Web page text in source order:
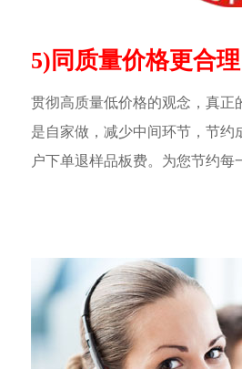
5)同质量价格更合理
贯彻高质量低价格的观念，真正
是自家做，减少中间环节，节约
户下单退样品板费。为您节约每